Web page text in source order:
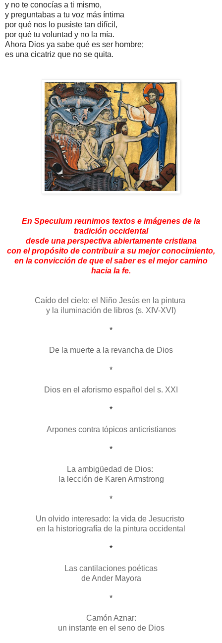
y no te conocías a ti mismo,
y preguntabas a tu voz más íntima
por qué nos lo pusiste tan difícil,
por qué tu voluntad y no la mía.
Ahora Dios ya sabe qué es ser hombre;
es una cicatriz que no se quita.
En Speculum reunimos textos e imágenes de la
tradición occidental
desde una perspectiva abiertamente cristiana
con el propósito de contribuir a su mejor conocimiento,
en la convicción de que el saber es el mejor camino
hacia la fe.
Caído del cielo: el Niño Jesús en la pintura
y la iluminación de libros (s. XIV-XVI)
*
De la muerte a la revancha de Dios
*
Dios en el aforismo español del s. XXI
*
Arpones contra tópicos anticristianos
*
La ambigüedad de Dios:
la lección de Karen Armstrong
*
Un olvido interesado: la vida de Jesucristo
en la historiografía de la pintura occidental
*
Las cantilaciones poéticas
de Ander Mayora
*
Camón Aznar:
un instante en el seno de Dios